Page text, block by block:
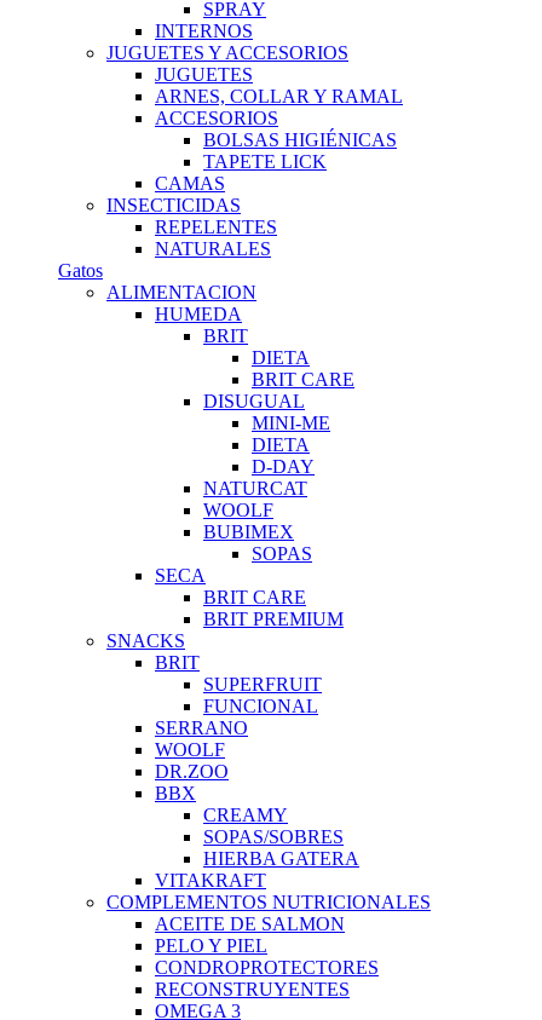
SPRAY
INTERNOS
JUGUETES Y ACCESORIOS
JUGUETES
ARNES, COLLAR Y RAMAL
ACCESORIOS
BOLSAS HIGIÉNICAS
TAPETE LICK
CAMAS
INSECTICIDAS
REPELENTES
NATURALES
Gatos
ALIMENTACION
HUMEDA
BRIT
DIETA
BRIT CARE
DISUGUAL
MINI-ME
DIETA
D-DAY
NATURCAT
WOOLF
BUBIMEX
SOPAS
SECA
BRIT CARE
BRIT PREMIUM
SNACKS
BRIT
SUPERFRUIT
FUNCIONAL
SERRANO
WOOLF
DR.ZOO
BBX
CREAMY
SOPAS/SOBRES
HIERBA GATERA
VITAKRAFT
COMPLEMENTOS NUTRICIONALES
ACEITE DE SALMON
PELO Y PIEL
CONDROPROTECTORES
RECONSTRUYENTES
OMEGA 3